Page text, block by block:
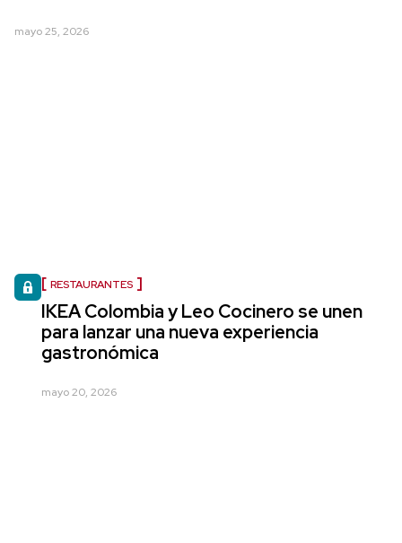
mayo 25, 2026
RESTAURANTES
IKEA Colombia y Leo Cocinero se unen
para lanzar una nueva experiencia
gastronómica
mayo 20, 2026